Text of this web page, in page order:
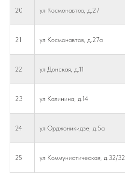
20 ул Космонавтов, д.27
21 ул Космонавтов, д.27а
22 ул Донская, д.11
23 ул Калинина, д.14
24 ул Орджоникидзе, д.5а
25 ул Коммунистическая, д.32/32